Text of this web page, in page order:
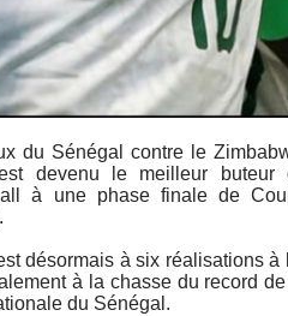
du Sénégal contre le
devenu le meilleur buteur
à une phase finale de
désormais à six réalisations
à la chasse du record
du Sénégal.